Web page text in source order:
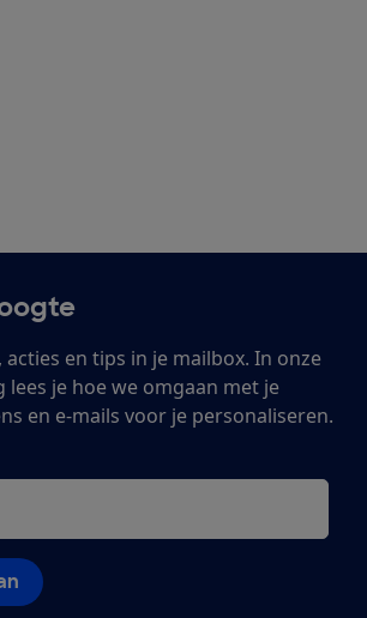
en tips in je mailbox. In onze
lees je hoe we omgaan met je
en e-mails voor je personaliseren.